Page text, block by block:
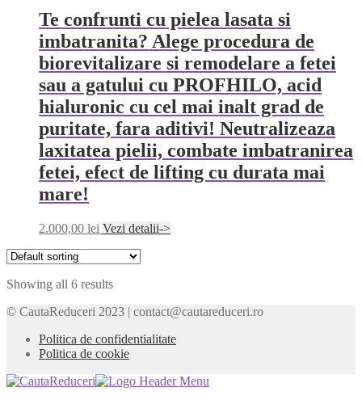
Te confrunti cu pielea lasata si
imbatranita? Alege procedura de
biorevitalizare si remodelare a fetei
sau a gatului cu PROFHILO, acid
hialuronic cu cel mai inalt grad de
puritate, fara aditivi! Neutralizeaza
laxitatea pielii, combate imbatranirea
fetei, efect de lifting cu durata mai
mare!
2.000,00 lei Vezi detalii->
Showing all 6 results
Politica de confidentialitate
Politica de cookie
© CautaReduceri 2023 | contact@cautareduceri.ro